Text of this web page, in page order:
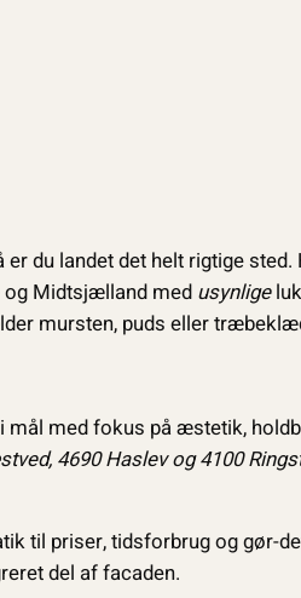
er du landet det helt rigtige
og Midtsjælland medusynlige
mursten, puds eller
med fokus på æstetik,
4690 Haslev og 4100
til priser, tidsforbrug og gør-
del af facaden.